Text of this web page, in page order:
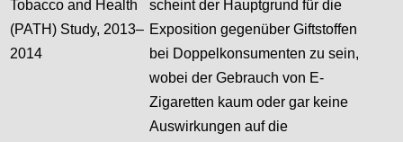
Tobacco and Health
(PATH) Study, 2013–
2014
scheint der Hauptgrund für die
Exposition gegenüber Giftstoffen
bei Doppelkonsumenten zu sein,
wobei der Gebrauch von E-
Zigaretten kaum oder gar keine
Auswirkungen auf die